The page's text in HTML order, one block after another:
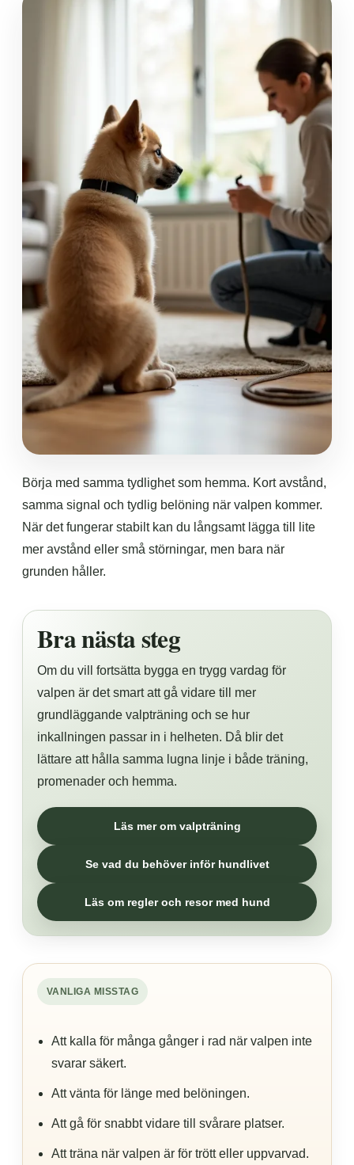
Börja med samma tydlighet som hemma. Kort avstånd,
samma signal och tydlig belöning när valpen kommer.
När det fungerar stabilt kan du långsamt lägga till lite
mer avstånd eller små störningar, men bara när
grunden håller.
Bra nästa steg
Om du vill fortsätta bygga en trygg vardag för
valpen är det smart att gå vidare till mer
grundläggande valpträning och se hur
inkallningen passar in i helheten. Då blir det
lättare att hålla samma lugna linje i både träning,
promenader och hemma.
Läs mer om valpträning
Se vad du behöver inför hundlivet
Läs om regler och resor med hund
VANLIGA MISSTAG
Att kalla för många gånger i rad när valpen inte
svarar säkert.
Att vänta för länge med belöningen.
Att gå för snabbt vidare till svårare platser.
Att träna när valpen är för trött eller uppvarvad.